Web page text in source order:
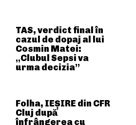
TAS, verdict final în
cazul de dopaj al lui
Cosmin Matei:
„Clubul Sepsi va
urma decizia”
Folha, IEȘIRE din CFR
Cluj după
înfrângerea cu